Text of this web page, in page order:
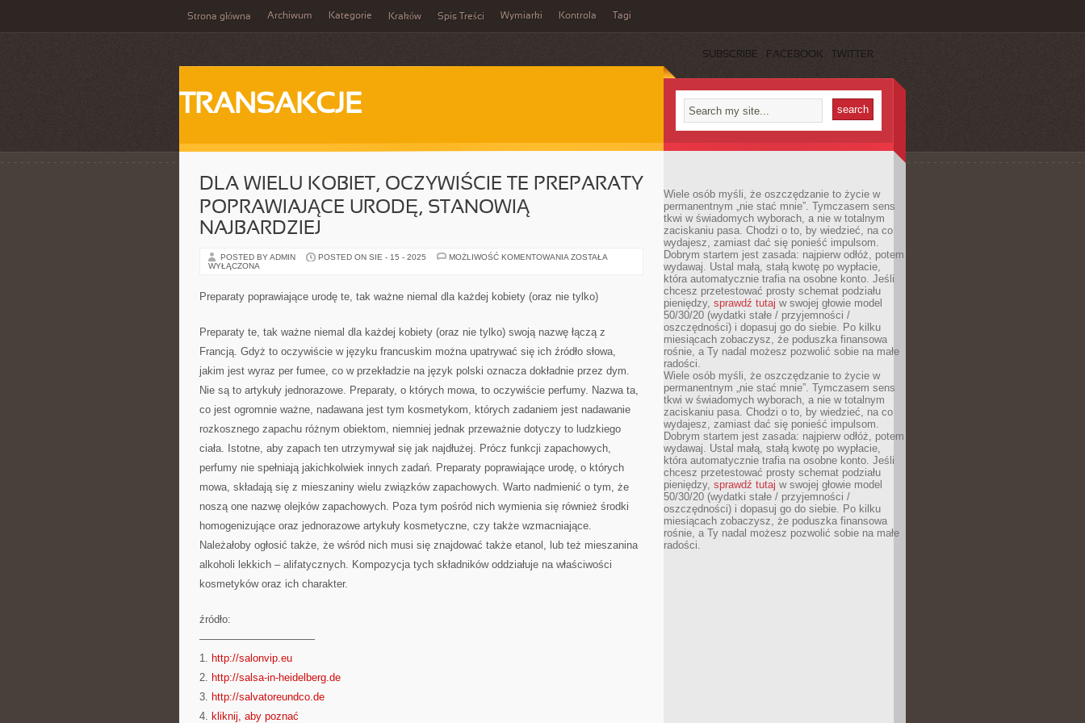
Strona główna Archiwum Kategorie Kraków Spis Treści Wymiarki Kontrola Tagi
SUBSCRIBE FACEBOOK TWITTER
TRANSAKCJE
DLA WIELU KOBIET, OCZYWIŚCIE TE PREPARATY
POPRAWIAJĄCE URODĘ, STANOWIĄ
NAJBARDZIEJ
POSTED BY ADMIN POSTED ON SIE - 15 - 2025 MOŻLIWOŚĆ KOMENTOWANIA DLA
TE
PREPARATY
STANOWIĄ
NAJBARDZIEJ
ZOSTAŁA
WYŁĄCZONA
Preparaty poprawiające urodę te, tak ważne niemal dla każdej kobiety (oraz nie tylko)
Preparaty te, tak ważne niemal dla każdej kobiety (oraz nie tylko) swoją nazwę łączą z
Francją. Gdyż to oczywiście w języku francuskim można upatrywać się ich źródło słowa,
jakim jest wyraz per fumee, co w przekładzie na język polski oznacza dokładnie przez dym.
Nie są to artykuły jednorazowe. Preparaty, o których mowa, to oczywiście perfumy. Nazwa ta,
co jest ogromnie ważne, nadawana jest tym kosmetykom, których zadaniem jest nadawanie
rozkosznego zapachu różnym obiektom, niemniej jednak przeważnie dotyczy to ludzkiego
ciała. Istotne, aby zapach ten utrzymywał się jak najdłużej. Prócz funkcji zapachowych,
perfumy nie spełniają jakichkolwiek innych zadań. Preparaty poprawiające urodę, o których
mowa, składają się z mieszaniny wielu związków zapachowych. Warto nadmienić o tym, że
noszą one nazwę olejków zapachowych. Poza tym pośród nich wymienia się również środki
homogenizujące oraz jednorazowe artykuły kosmetyczne, czy także wzmacniające.
Należałoby ogłosić także, że wśród nich musi się znajdować także etanol, lub też mieszanina
alkoholi lekkich – alifatycznych. Kompozycja tych składników oddziałuje na właściwości
kosmetyków oraz ich charakter.
źródło:
———————————
1. http://salonvip.eu
2. http://salsa-in-heidelberg.de
3. http://salvatoreundco.de
4. kliknij, aby poznać
Wiele osób myśli, że oszczędzanie to życie w
permanentnym „nie stać mnie”. Tymczasem sens
tkwi w świadomych wyborach, a nie w totalnym
zaciskaniu pasa. Chodzi o to, by wiedzieć, na co
wydajesz, zamiast dać się ponieść impulsom.
Dobrym startem jest zasada: najpierw odłóż, potem
wydawaj. Ustal małą, stałą kwotę po wypłacie,
która automatycznie trafia na osobne konto. Jeśli
chcesz przetestować prosty schemat podziału
pieniędzy, sprawdź tutaj w swojej głowie model
50/30/20 (wydatki stałe / przyjemności /
oszczędności) i dopasuj go do siebie. Po kilku
miesiącach zobaczysz, że poduszka finansowa
rośnie, a Ty nadal możesz pozwolić sobie na małe
radości.
Wiele osób myśli, że oszczędzanie to życie w
permanentnym „nie stać mnie”. Tymczasem sens
tkwi w świadomych wyborach, a nie w totalnym
zaciskaniu pasa. Chodzi o to, by wiedzieć, na co
wydajesz, zamiast dać się ponieść impulsom.
Dobrym startem jest zasada: najpierw odłóż, potem
wydawaj. Ustal małą, stałą kwotę po wypłacie,
która automatycznie trafia na osobne konto. Jeśli
chcesz przetestować prosty schemat podziału
pieniędzy, sprawdź tutaj w swojej głowie model
50/30/20 (wydatki stałe / przyjemności /
oszczędności) i dopasuj go do siebie. Po kilku
miesiącach zobaczysz, że poduszka finansowa
rośnie, a Ty nadal możesz pozwolić sobie na małe
radości.